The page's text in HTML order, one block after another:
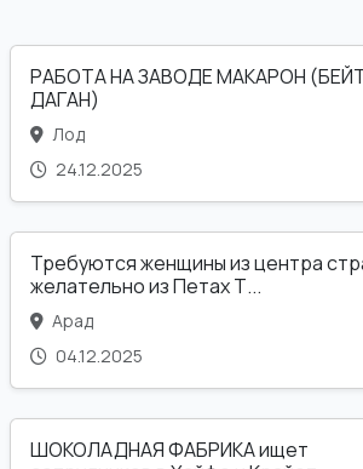
РАБОТА НА ЗАВОДЕ МАКАРОН
ДАГАН)
Лод
24.12.2025
Требуются женщины из центра
желательно из Петах Т...
Арад
04.12.2025
ШОКОЛАДНАЯ ФАБРИКА ищет